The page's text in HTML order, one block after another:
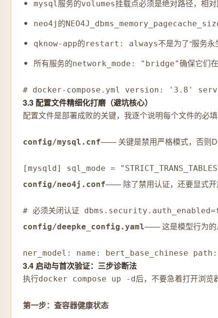
mysql服务的volumes挂载点必须是绝对路径，相
neo4j 的
qknow-app的restart: always不是为了“服务
所有服务的network_mode: "bridge"确保它们
# docker-compose.yml version: '3.8'
3.3 配置文件精细化打磨（避坑核心）
配置文件是部署成败的关键，我逐个说明每个文件的必
config/mysql.cnf—— 关键是禁用严格模式，否则
[mysqld] sql_mode =
config/neo4j.conf—— 除了禁用认证，还要显式开
# 必须关闭认证
config/deepke_config.yaml—— 这是模型行为的
ner_model: name: bert_base_chinese
3.4 启动与首次验证：三步诊断法
执行docker compose up -d后，不要急着打开浏览
第一步：查容器健康状态